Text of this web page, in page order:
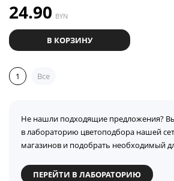
24.90 BYN
В КОРЗИНУ
1 Все
Не нашли подходящие предложения?
в лабораторию цветоподбора нашей
магазинов и подобрать необходимый
ПЕРЕЙТИ В ЛАБОРАТОРИЮ